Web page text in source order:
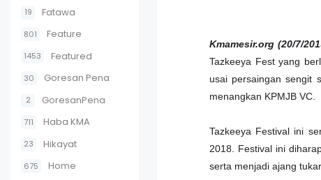
19 Fatawa
801 Feature
1453 Featured
30 Goresan Pena
2 GoresanPena
711 Haba KMA
23 Hikayat
675 Home
Kmamesir.org (20/7/
Tazkeeya Fest yang
usai persaingan sengit
menangkan KPMJB VC.
Tazkeeya Festival ini
2018. Festival ini
serta menjadi ajang